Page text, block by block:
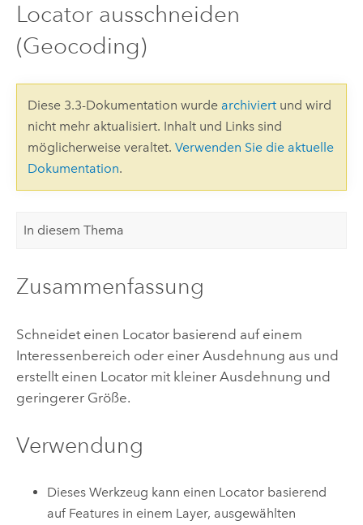
Locator ausschneiden
(Geocoding)
Diese 3.3-Dokumentation wurde archiviertund wird
nicht mehr aktualisiert. Inhalt und Links sind
möglicherweise veraltet. Verwenden Sie die aktuelle
Dokumentation.
In diesem Thema
Zusammenfassung
Schneidet einen Locator basierend auf einem
Interessenbereich oder einer Ausdehnung aus und
erstellt einen Locator mit kleiner Ausdehnung und
geringerer Größe.
Verwendung
Dieses Werkzeug kann einen Locator basierend
auf Features in einem Layer, ausgewählten